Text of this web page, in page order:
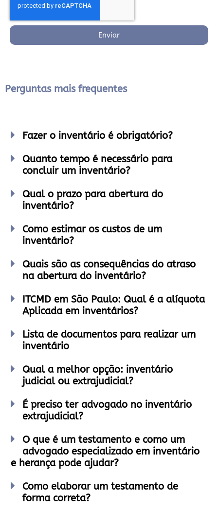
Enviar
Perguntas mais frequentes
Fazer o inventário é obrigatório?
Quanto tempo é necessário para
concluir um inventário?
Qual o prazo para abertura do
inventário?
Como estimar os custos de um
inventário?
Quais são as consequências do atraso
na abertura do inventário?
ITCMD em São Paulo: Qual é a alíquota
Aplicada em inventários?
Lista de documentos para realizar um
inventário
Qual a melhor opção: inventário
judicial ou extrajudicial?
É preciso ter advogado no inventário
extrajudicial?
O que é um testamento e como um
advogado especializado em inventário
e herança pode ajudar?
Como elaborar um testamento de
forma correta?